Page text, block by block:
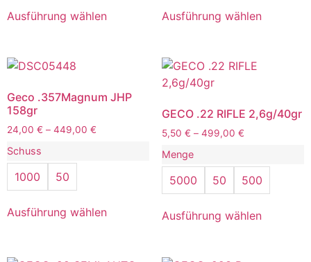
Ausführung wählen Ausführung wählen
Geco .357Magnum JHP
158gr
24,00 € – 449,00 €
Schuss
1000 50
Ausführung wählen
GECO .22 RIFLE 2,6g/40gr
5,50 € – 499,00 €
Menge
5000 50 500
Ausführung wählen